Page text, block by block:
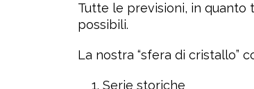
Tutte le previsioni, in quanto
possibili.
La nostra “sfera di cristallo”
Serie storiche